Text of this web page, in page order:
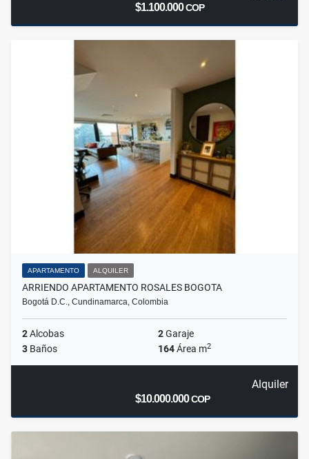
$1.100.000COP
APARTAMENTO ALQUILER
ARRIENDO APARTAMENTO ROSALES BOGOTA
Bogotá D.C., Cundinamarca, Colombia
2Alcobas 2Garaje
3 Baños 164Área m2
Alquiler
$10.000.000COP